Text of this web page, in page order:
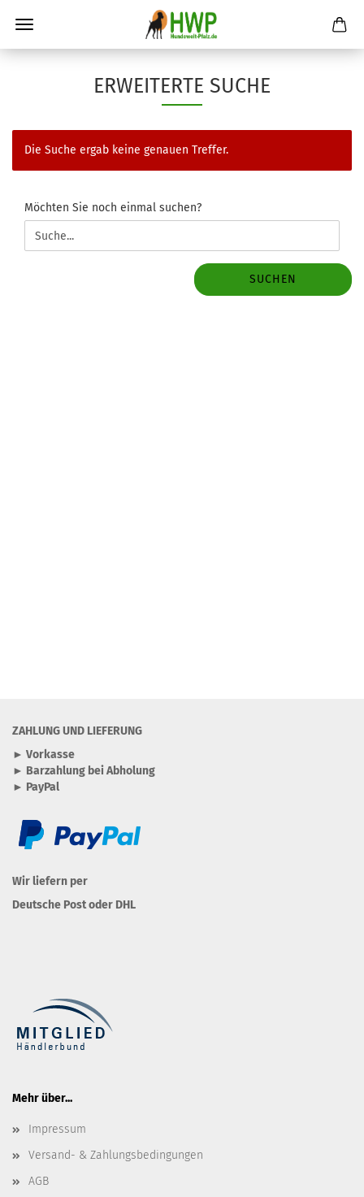
ERWEITERTE SUCHE
Die Suche ergab keine genauen Treffer.
MÖCHTEN
SIE
NOCH
EINMAL
Möchten Sie noch einmal suchen?
SUCHEN
ZAHLUNG UND LIEFERUNG
► Vorkasse
► Barzahlung bei Abholung
► PayPal
Wir liefern per
Deutsche Post oder DHL
Mehr über...
Impressum
Versand- & Zahlungsbedingungen
AGB